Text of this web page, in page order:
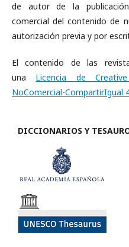
de autor de la publicación
comercial del contenido de
autorización previa y por
El contenido de las
una Licencia de
NoComercial-CompartirIgual
DICCIONARIOS Y